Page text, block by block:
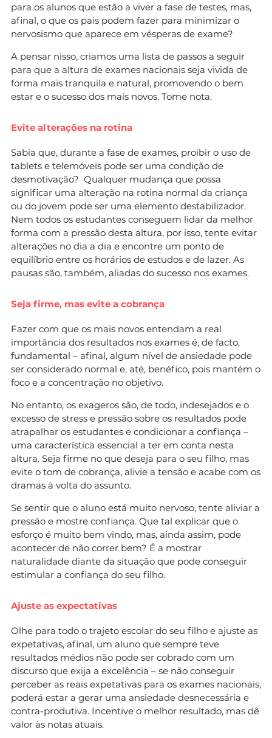
para os alunos que estão a viver a fase de testes, mas,
afinal, o que os pais podem fazer para minimizar o
nervosismo que aparece em vésperas de exame?
A pensar nisso, criamos uma lista de passos a seguir
para que a altura de exames nacionais seja vivida de
forma mais tranquila e natural, promovendo o bem
estar e o sucesso dos mais novos. Tome nota.
Evite alterações na rotina
Sabia que, durante a fase de exames, proibir o uso de
tablets e telemóveis pode ser uma condição de
desmotivação? Qualquer mudança que possa
significar uma alteração na rotina normal da criança
ou do jovem pode ser uma elemento destabilizador.
Nem todos os estudantes conseguem lidar da melhor
forma com a pressão desta altura, por isso, tente evitar
alterações no dia a dia e encontre um ponto de
equilíbrio entre os horários de estudos e de lazer. As
pausas são, também, aliadas do sucesso nos exames.
Seja firme, mas evite a cobrança
Fazer com que os mais novos entendam a real
importância dos resultados nos exames é, de facto,
fundamental – afinal, algum nível de ansiedade pode
ser considerado normal e, até, benéfico, pois mantém o
foco e a concentração no objetivo.
No entanto, os exageros são, de todo, indesejados e o
excesso de stress e pressão sobre os resultados pode
atrapalhar os estudantes e condicionar a confiança –
uma característica essencial a ter em conta nesta
altura. Seja firme no que deseja para o seu filho, mas
evite o tom de cobrança, alivie a tensão e acabe com os
dramas à volta do assunto.
Se sentir que o aluno está muito nervoso, tente aliviar a
pressão e mostre confiança. Que tal explicar que o
esforço é muito bem vindo, mas, ainda assim, pode
acontecer de não correr bem? É a mostrar
naturalidade diante da situação que pode conseguir
estimular a confiança do seu filho.
Ajuste as expectativas
Olhe para todo o trajeto escolar do seu filho e ajuste as
expetativas, afinal, um aluno que sempre teve
resultados médios não pode ser cobrado com um
discurso que exija a excelência – se não conseguir
perceber as reais expetativas para os exames nacionais,
poderá estar a gerar uma ansiedade desnecessária e
contra-produtiva. Incentive o melhor resultado, mas dê
valor às notas atuais.